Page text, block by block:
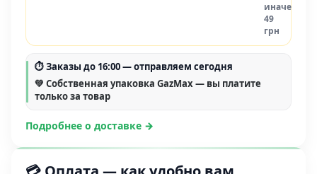
иначе
49
грн
⏱Заказы до 16:00— отправляем сегодня
💚 Собственная упаковка GazMax — вы платите
только за товар
Подробнее о доставке →